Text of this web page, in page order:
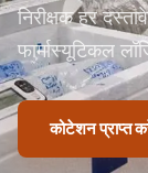
निरीक्षक हर
फार्मास्यूटिकल
कोटेशन प्राप्त